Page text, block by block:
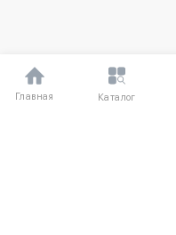
Главная Каталог